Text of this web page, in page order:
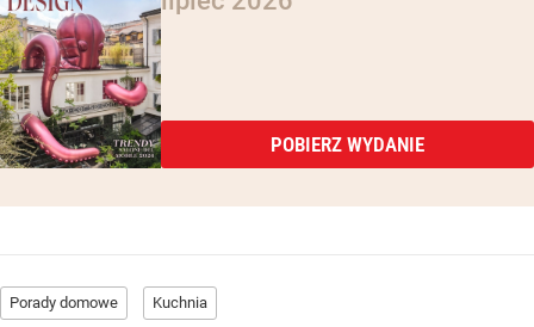
POBIERZ WYDANIE
Porady domowe Kuchnia